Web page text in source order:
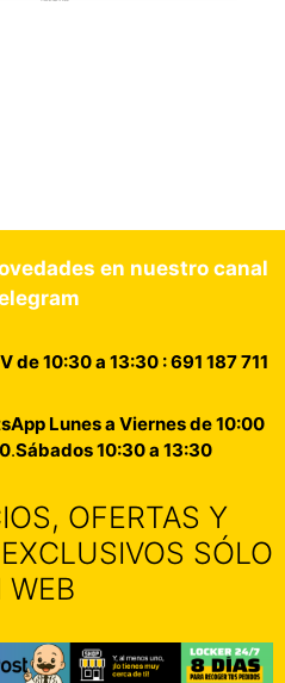
en nuestro canal
de 10:30 a 13:30 : 691 187 711
Lunes a Viernes de 10:00
.Sábados 10:30 a 13:30
OFERTAS Y
SÓLO
WEB